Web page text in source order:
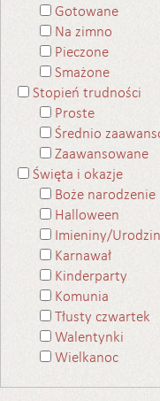
Gotowane
Na zimno
Pieczone
Smażone
Stopień trudności
Proste
Średnio
Zaawansowane
Święta i okazje
Boże narodzenie
Halloween
Imieniny/
Karnawał
Kinderparty
Komunia
Tłusty czwartek
Walentynki
Wielkanoc